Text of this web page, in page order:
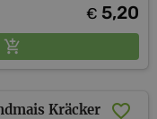
€ 5,20
Kräcker